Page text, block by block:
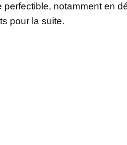
perfectible, notamment en
pour la suite.